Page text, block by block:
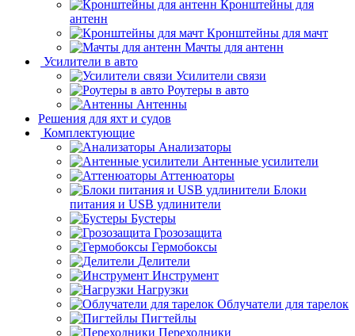
Кронштейны для
антенн
Кронштейны для мачт
Мачты для антенн
Усилители в авто
Усилители связи
Роутеры в авто
Антенны
Решения для яхт и судов
Комплектующие
Анализаторы
Антенные усилители
Аттенюаторы
Блоки
питания и USB удлинители
Бустеры
Грозозащита
Гермобоксы
Делители
Инструмент
Нагрузки
Облучатели для тарелок
Пигтейлы
Переходники